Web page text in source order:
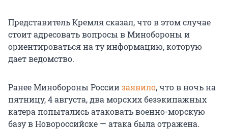
Представитель Кремля сказал, что в этом случае
стоит адресовать вопросы в Минобороны и
ориентироваться на ту информацию, которую
дает ведомство.
Ранее Минобороны Россиизаявило, что в ночь на
пятницу, 4 августа, два морских безэкипажных
катера попытались атаковать военно-морскую
базу в Новороссийске — атака была отражена.